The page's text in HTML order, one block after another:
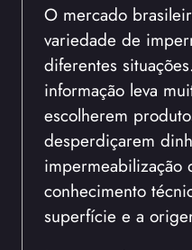
O mercado
variedade de
diferentes
informação leva
escolherem
desperdiçarem
impermeabilização
conhecimento
superfície e a